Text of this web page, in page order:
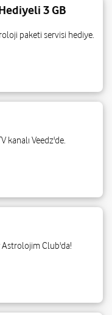
3 GB
paketi servisi hediye.
kanalı Veedz'de.
Club'da!